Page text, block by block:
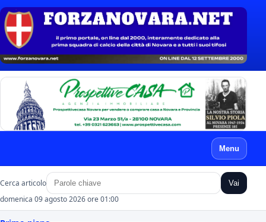
Menu
Cerca articolo Vai
domenica 09 agosto 2026 ore 01:00